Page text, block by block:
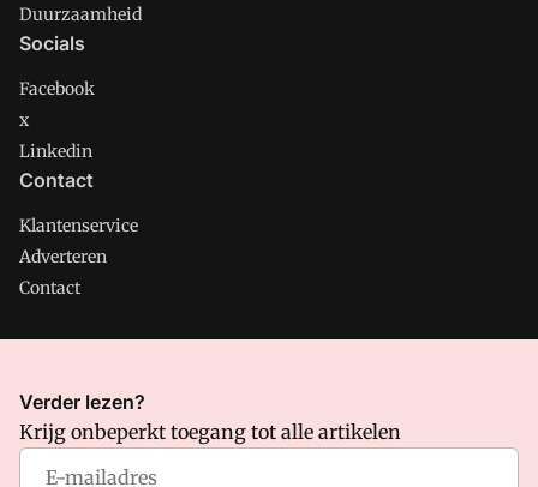
Duurzaamheid
Socials
Facebook
x
Linkedin
Contact
Klantenservice
Adverteren
Contact
CMweb is onderdeel van VMN media. Lees in
waar VMN media voor staat. Op gebruik van deze site zijn de
volgende regelingen van toepassing:Algemene Voorwaarden
Privacy en Cookie beleid
Verder lezen?
Krijg onbeperkt toegang tot alle artikelen